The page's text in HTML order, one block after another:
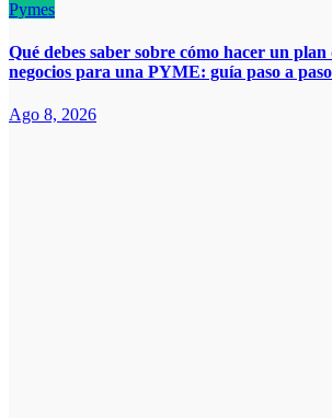
Pymes
Qué debes saber sobre cómo hacer un plan
negocios para una PYME: guía paso a paso
Ago 8, 2026